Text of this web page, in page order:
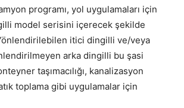
programı, yol uygulamaları için
model serisini içerecek şekilde
itici dingilli ve/veya
arka dingilli bu şasi
taşımacılığı, kanalizasyon
toplama gibi uygulamalar için